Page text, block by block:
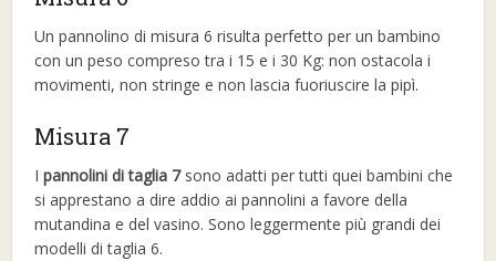
Un pannolino di misura 6 risulta perfetto per un bambino
con un peso compreso tra i 15 e i 30 Kg: non ostacola i
movimenti, non stringe e non lascia fuoriuscire la pipì.
Misura 7
Ipannolini di taglia 7sono adatti per tutti quei bambini che
si apprestano a dire addio ai pannolini a favore della
mutandina e del vasino. Sono leggermente più grandi dei
modelli di taglia 6.